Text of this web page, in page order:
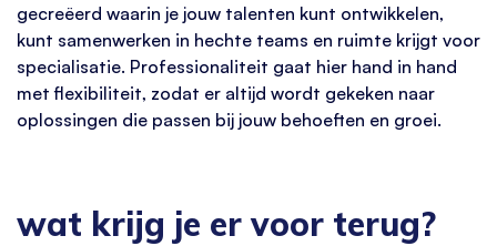
gecreëerd waarin je jouw talenten kunt ontwikkelen,
kunt samenwerken in hechte teams en ruimte krijgt voor
specialisatie. Professionaliteit gaat hier hand in hand
met flexibiliteit, zodat er altijd wordt gekeken naar
oplossingen die passen bij jouw behoeften en groei.
wat krijg je er voor terug?